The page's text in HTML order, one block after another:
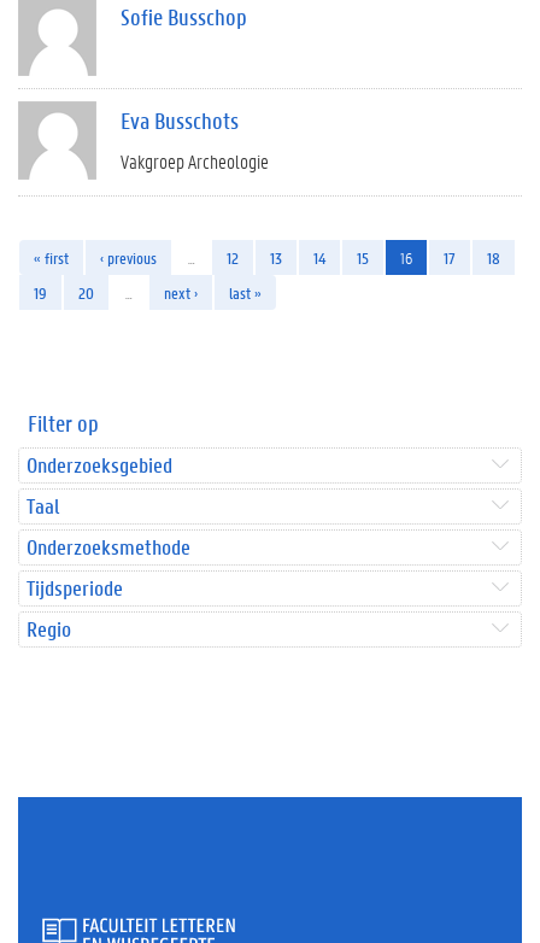
Sofie Busschop
Eva Busschots
Vakgroep Archeologie
« first ‹ previous 12 13 14 15 16 17
18
19
20 next › last »
Filter op
Onderzoeksgebied
Taal
Onderzoeksmethode
Tijdsperiode
Regio